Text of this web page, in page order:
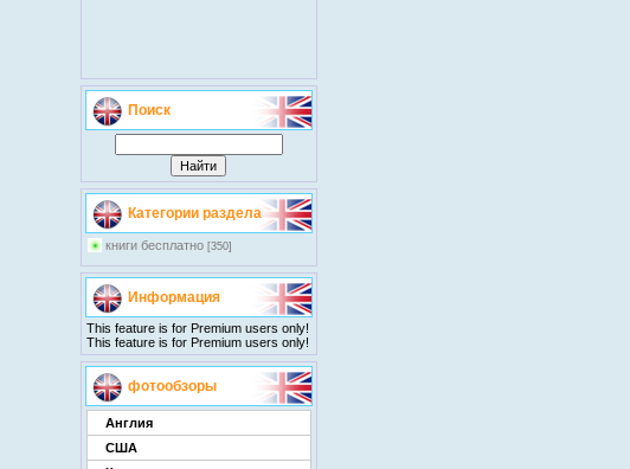
Поиск
Категории раздела
книги бесплатно [350]
Информация
This feature is for Premium users only!
This feature is for Premium users only!
фотообзоры
Англия
США